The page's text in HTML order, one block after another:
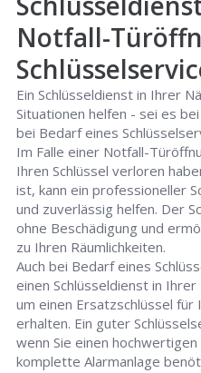
Notfall-
Ein Schlüsseldienst in Ihrer
Situationen helfen - sei es
bei Bedarf eines
Im Falle einer Notfall-
Ihren Schlüssel verloren
ist, kann ein professioneller
und zuverlässig helfen. Der
ohne Beschädigung und
zu Ihren Räumlichkeiten.
Auch bei Bedarf eines
einen Schlüsseldienst in
um einen Ersatzschlüssel
erhalten. Ein guter
wenn Sie einen
komplette Alarmanlage